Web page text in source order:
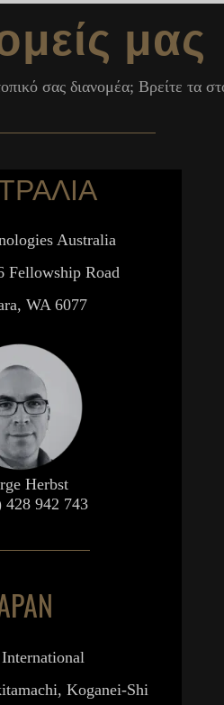
μας
σας διανομέα; Βρείτε τα
Australia
Fellowship Road
WA 6077
Herbst
428 942 743
Koganei-Shi